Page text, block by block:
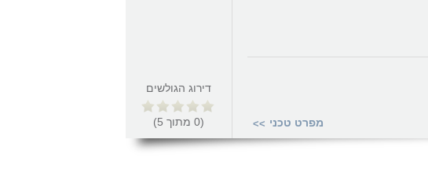
מפרט טכני >>
דירוג הגולשים
(
0 מתוך 5
)